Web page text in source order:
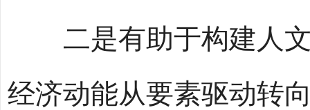
二是有助于构建人文
经济动能从要素驱动转